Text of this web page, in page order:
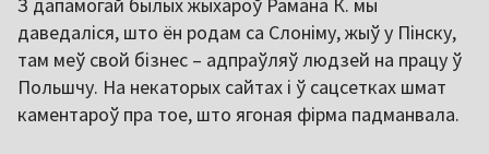
даведаліся, што ён родам са Слоніму, жыў у Пінску,
там меў свой бізнес – адпраўляў людзей на працу ў
Польшчу. На некаторых сайтах і ў сацсетках шмат
каментароў пра тое, што ягоная фірма падманвала.